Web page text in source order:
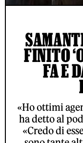
FINITO
FA E
«Ho ottimi
ha detto al
«Credo di